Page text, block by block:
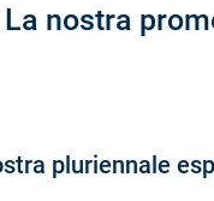
La nostra
pluriennale